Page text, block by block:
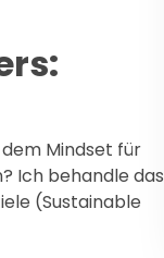
Mindset für
Ich behandle das
(Sustainable